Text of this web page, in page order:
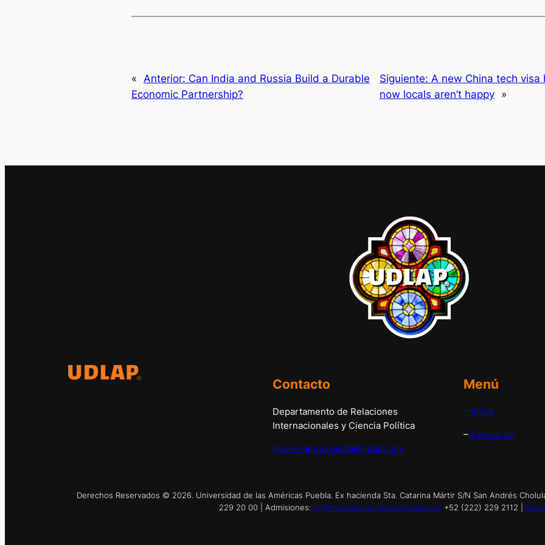
« Anterior: Can India and Russia Build a Durable
Economic Partnership?
Siguiente: A new China tech visa
now locals aren’t happy
»
Contacto
Departamento de Relaciones
Internacionales y Ciencia Política
observatorio.global@udlap.mx
Menú
– Inicio
– Acerca de
Derechos Reservados © 2026. Universidad de las Américas Puebla. Ex hacienda Sta. Catarina Mártir S/N San Andrés
229 20 00 | Admisiones: informes.nuevoingreso@udlap.mx +52 (222) 229 2112 |